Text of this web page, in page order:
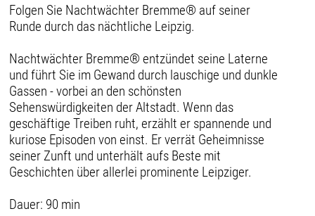
Folgen Sie Nachtwächter Bremme® auf seiner
Runde durch das nächtliche Leipzig.
Nachtwächter Bremme® entzündet seine Laterne
und führt Sie im Gewand durch lauschige und dunkle
Gassen - vorbei an den schönsten
Sehenswürdigkeiten der Altstadt. Wenn das
geschäftige Treiben ruht, erzählt er spannende und
kuriose Episoden von einst. Er verrät Geheimnisse
seiner Zunft und unterhält aufs Beste mit
Geschichten über allerlei prominente Leipziger.
Dauer: 90 min